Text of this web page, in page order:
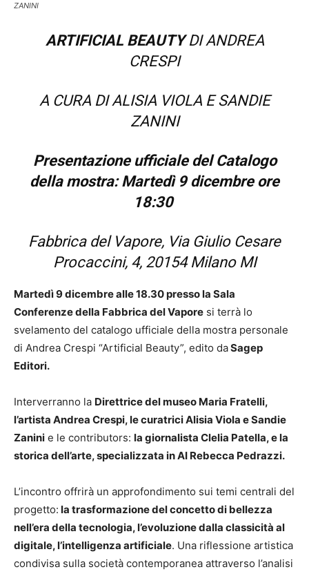
ZANINI
ARTIFICIAL BEAUTYDI ANDREA
CRESPI
A CURA DI ALISIA VIOLA E SANDIE
ZANINI
Presentazione ufficiale del Catalogo
della mostra:Martedì 9 dicembre ore
18:30
Fabbrica del Vapore, Via Giulio Cesare
Procaccini, 4, 20154 Milano MI
Martedì 9 dicembre alle 18.30 presso la Sala
Conferenze della Fabbrica del Vapore si terrà lo
svelamento del catalogo ufficiale della mostra personale
di Andrea Crespi “Artificial Beauty”, edito daSagep
Editori.
Interverranno la Direttrice del museo Maria Fratelli,
l’artista Andrea Crespi, le curatrici Alisia Viola e Sandie
Zanini e le contributors: la giornalista Clelia Patella, e la
storica dell’arte, specializzata in AI Rebecca Pedrazzi.
L’incontro offrirà un approfondimento sui temi centrali del
progetto: la trasformazione del concetto di bellezza
nell’era della tecnologia, l’evoluzione dalla classicità al
digitale, l’intelligenza artificiale. Una riflessione artistica
condivisa sulla società contemporanea attraverso l’analisi